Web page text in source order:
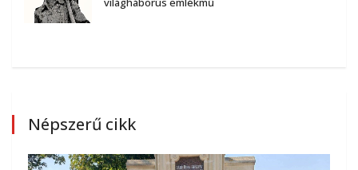
Népszerű cikk